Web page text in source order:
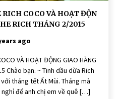
COCO VÀ HOẠT ĐỘN
RICH THÁNG 2/2015
ago
VÀ HOẠT ĐỘNG GIAO HÀNG
Chào bạn. ~ Tinh dầu dừa Rich
tháng tết Ất Mùi. Tháng mà
để anh chị em về quê […]